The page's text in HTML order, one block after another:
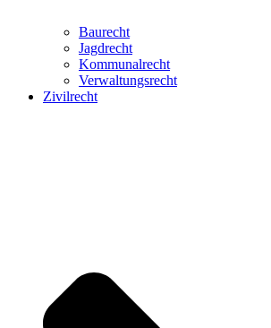
Baurecht
Jagdrecht
Kommunalrecht
Verwaltungsrecht
Zivilrecht